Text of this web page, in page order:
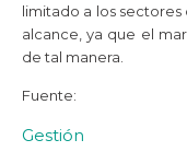
limitado a los
alcance, ya que el
de tal manera.
Fuente:
Gestión